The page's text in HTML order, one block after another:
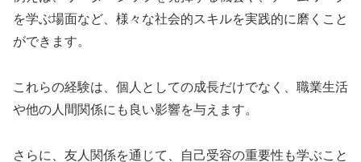
を学ぶ場面など、様々な社会的スキルを実践的に磨くこと
ができます。
これらの経験は、個人としての成長だけでなく、職業生活
や他の人間関係にも良い影響を与えます。
さらに、友人関係を通じて、自己受容の重要性も学ぶこと